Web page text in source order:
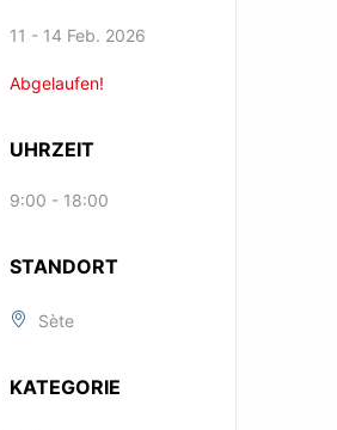
11 - 14 Feb. 2026
Abgelaufen!
UHRZEIT
9:00 - 18:00
STANDORT
Sète
KATEGORIE